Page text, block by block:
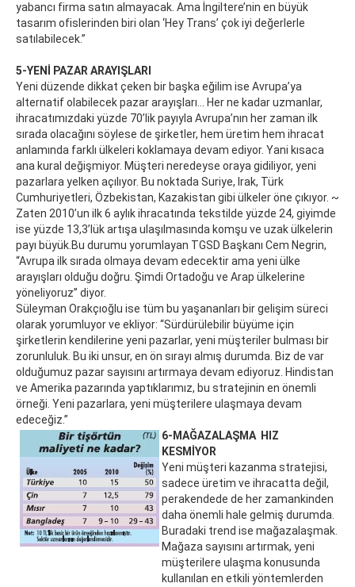
yabancı firma satın almayacak. Ama İngiltere’nin en büyük
tasarım ofislerinden biri olan ‘Hey Trans’ çok iyi değerlerle
satılabilecek.”
5-YENİ PAZAR ARAYIŞLARI
Yeni düzende dikkat çeken bir başka eğilim ise Avrupa’ya
alternatif olabilecek pazar arayışları... Her ne kadar uzmanlar,
ihracatımızdaki yüzde 70’lik payıyla Avrupa’nın her zaman ilk
sırada olacağını söylese de şirketler, hem üretim hem ihracat
anlamında farklı ülkeleri koklamaya devam ediyor. Yani kısaca
ana kural değişmiyor. Müşteri neredeyse oraya gidiliyor, yeni
pazarlara yelken açılıyor. Bu noktada Suriye, Irak, Türk
Cumhuriyetleri, Özbekistan, Kazakistan gibi ülkeler öne çıkıyor. ~
Zaten 2010’un ilk 6 aylık ihracatında tekstilde yüzde 24, giyimde
ise yüzde 13,3’lük artışa ulaşılmasında komşu ve uzak ülkelerin
payı büyük.Bu durumu yorumlayan TGSD Başkanı Cem Negrin,
“Avrupa ilk sırada olmaya devam edecektir ama yeni ülke
arayışları olduğu doğru. Şimdi Ortadoğu ve Arap ülkelerine
yöneliyoruz” diyor.
Süleyman Orakçıoğlu ise tüm bu yaşananları bir gelişim süreci
olarak yorumluyor ve ekliyor: “Sürdürülebilir büyüme için
şirketlerin kendilerine yeni pazarlar, yeni müşteriler bulması bir
zorunluluk. Bu iki unsur, en ön sırayı almış durumda. Biz de var
olduğumuz pazar sayısını artırmaya devam ediyoruz. Hindistan
ve Amerika pazarında yaptıklarımız, bu stratejinin en önemli
örneği. Yeni pazarlara, yeni müşterilere ulaşmaya devam
edeceğiz.”
6-MAĞAZALAŞMA HIZ
KESMİYOR
Yeni müşteri kazanma stratejisi,
sadece üretim ve ihracatta değil,
perakendede de her zamankinden
daha önemli hale gelmiş durumda.
Buradaki trend ise mağazalaşmak.
Mağaza sayısını artırmak, yeni
müşterilere ulaşma konusunda
kullanılan en etkili yöntemlerden